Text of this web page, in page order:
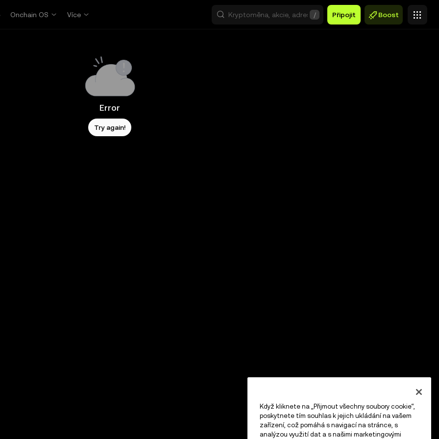
Onchain OS Více / Připojit Boost
Error
Try again!
Když kliknete na „Přijmout všechny soubory cookie“,
poskytnete tím souhlas k jejich ukládání na vašem
zařízení, což pomáhá s navigací na stránce, s
analýzou využití dat a s našimi marketingovými